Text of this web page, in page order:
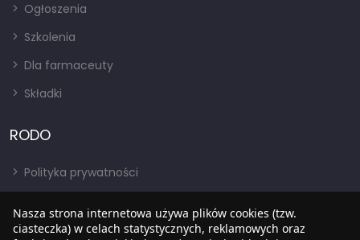
Ogłoszenia
Szkolenia
Dla farmaceuty
Składki
RODO
Polityka prywatności
RODO
Nasza strona internetowa używa plików cookies (tzw.
ciasteczka) w celach statystycznych, reklamowych oraz